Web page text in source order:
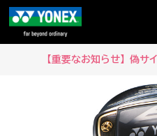
【重要なお知らせ】偽サ